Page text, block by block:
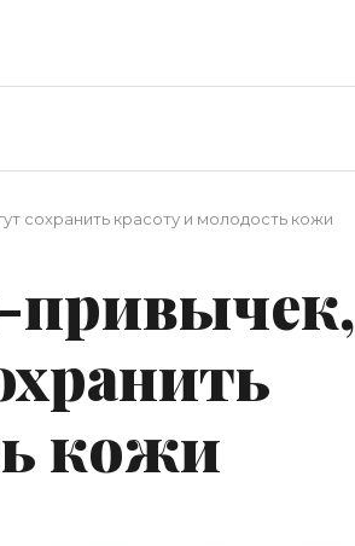
сохранить красоту и молодость кожи
привычек,
кожи